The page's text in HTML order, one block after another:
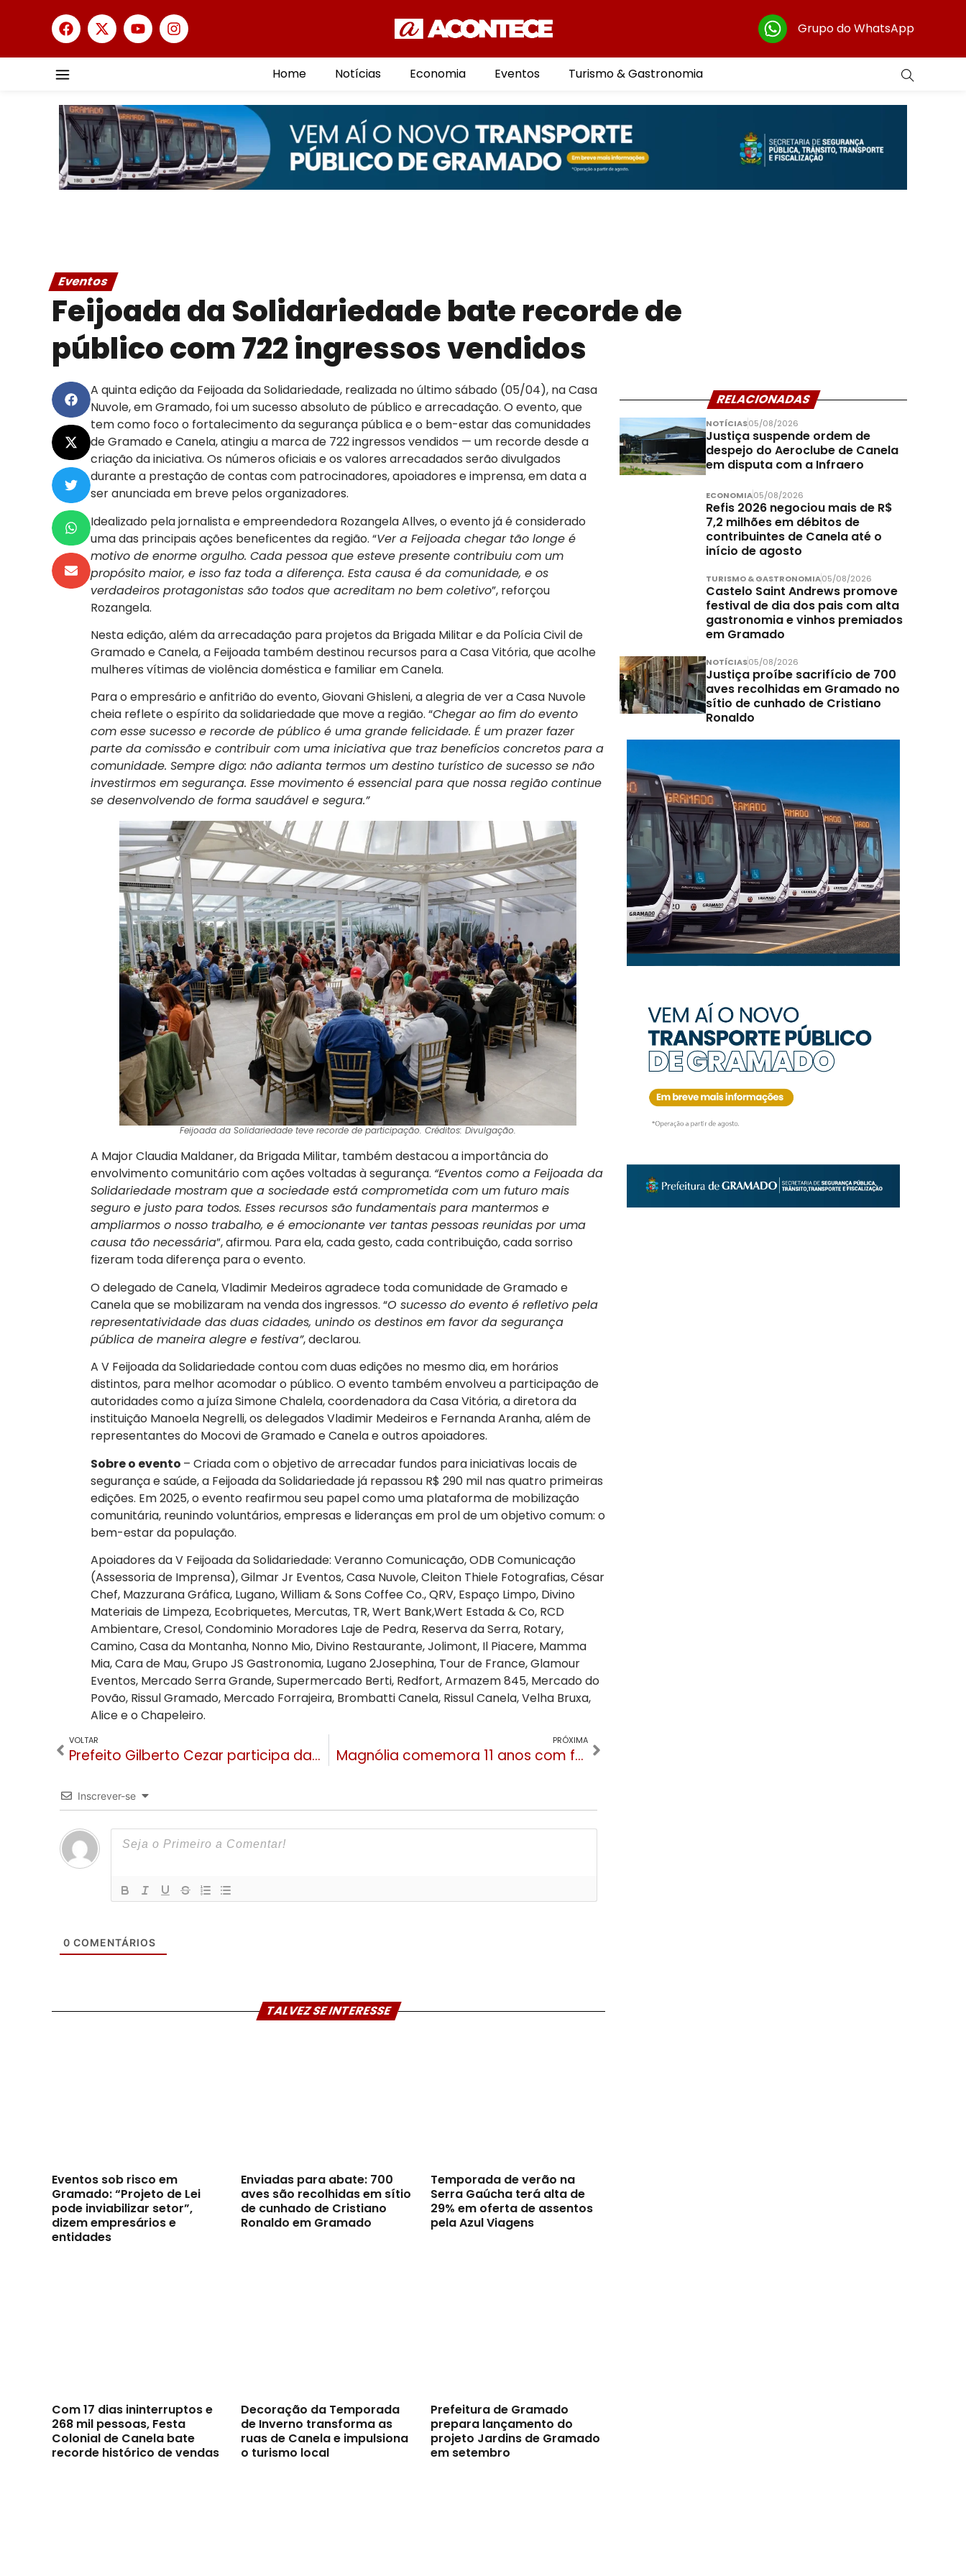
Grupo do WhatsApp
Home Notícias Economia Eventos Turismo & Gastronomia
Eventos
Feijoada da Solidariedade bate recorde de
público com 722 ingressos vendidos
A quinta edição da Feijoada da Solidariedade, realizada no último sábado (05/04), na Casa
Nuvole, em Gramado, foi um sucesso absoluto de público e arrecadação. O evento, que
tem como foco o fortalecimento da segurança pública e o bem-estar das comunidades
de Gramado e Canela, atingiu a marca de 722 ingressos vendidos — um recorde desde a
criação da iniciativa. Os números oficiais e os valores arrecadados serão divulgados
durante a prestação de contas com patrocinadores, apoiadores e imprensa, em data a
ser anunciada em breve pelos organizadores.
Idealizado pela jornalista e empreendedora Rozangela Allves, o evento já é considerado
uma das principais ações beneficentes da região. “Ver a Feijoada chegar tão longe é
motivo de enorme orgulho. Cada pessoa que esteve presente contribuiu com um
propósito maior, e isso faz toda a diferença. Esta causa é da comunidade, e os
verdadeiros protagonistas são todos que acreditam no bem coletivo”, reforçou
Rozangela.
Nesta edição, além da arrecadação para projetos da Brigada Militar e da Polícia Civil de
Gramado e Canela, a Feijoada também destinou recursos para a Casa Vitória, que acolhe
mulheres vítimas de violência doméstica e familiar em Canela.
Para o empresário e anfitrião do evento, Giovani Ghisleni, a alegria de ver a Casa Nuvole
cheia reflete o espírito da solidariedade que move a região. “Chegar ao fim do evento
com esse sucesso e recorde de público é uma grande felicidade. É um prazer fazer
parte da comissão e contribuir com uma iniciativa que traz benefícios concretos para a
comunidade. Sempre digo: não adianta termos um destino turístico de sucesso se não
investirmos em segurança. Esse movimento é essencial para que nossa região continue
se desenvolvendo de forma saudável e segura.”
Feijoada da Solidariedade teve recorde de participação. Créditos: Divulgação.
A Major Claudia Maldaner, da Brigada Militar, também destacou a importância do
envolvimento comunitário com ações voltadas à segurança. “Eventos como a Feijoada da
Solidariedade mostram que a sociedade está comprometida com um futuro mais
seguro e justo para todos. Esses recursos são fundamentais para mantermos e
ampliarmos o nosso trabalho, e é emocionante ver tantas pessoas reunidas por uma
causa tão necessária”, afirmou. Para ela, cada gesto, cada contribuição, cada sorriso
fizeram toda diferença para o evento.
O delegado de Canela, Vladimir Medeiros agradece toda comunidade de Gramado e
Canela que se mobilizaram na venda dos ingressos. “O sucesso do evento é refletivo pela
representatividade das duas cidades, unindo os destinos em favor da segurança
pública de maneira alegre e festiva”, declarou.
A V Feijoada da Solidariedade contou com duas edições no mesmo dia, em horários
distintos, para melhor acomodar o público. O evento também envolveu a participação de
autoridades como a juíza Simone Chalela, coordenadora da Casa Vitória, a diretora da
instituição Manoela Negrelli, os delegados Vladimir Medeiros e Fernanda Aranha, além de
representantes do Mocovi de Gramado e Canela e outros apoiadores.
Sobre o evento – Criada com o objetivo de arrecadar fundos para iniciativas locais de
segurança e saúde, a Feijoada da Solidariedade já repassou R$ 290 mil nas quatro primeiras
edições. Em 2025, o evento reafirmou seu papel como uma plataforma de mobilização
comunitária, reunindo voluntários, empresas e lideranças em prol de um objetivo comum: o
bem-estar da população.
Apoiadores da V Feijoada da Solidariedade: Veranno Comunicação, ODB Comunicação
(Assessoria de Imprensa), Gilmar Jr Eventos, Casa Nuvole, Cleiton Thiele Fotografias, César
Chef, Mazzurana Gráfica, Lugano, William & Sons Coffee Co., QRV, Espaço Limpo, Divino
Materiais de Limpeza, Ecobriquetes, Mercutas, TR, Wert Bank,Wert Estada & Co, RCD
Ambientare, Cresol, Condominio Moradores Laje de Pedra, Reserva da Serra, Rotary,
Camino, Casa da Montanha, Nonno Mio, Divino Restaurante, Jolimont, Il Piacere, Mamma
Mia, Cara de Mau, Grupo JS Gastronomia, Lugano 2Josephina, Tour de France, Glamour
Eventos, Mercado Serra Grande, Supermercado Berti, Redfort, Armazem 845, Mercado do
Povão, Rissul Gramado, Mercado Forrajeira, Brombatti Canela, Rissul Canela, Velha Bruxa,
Alice e o Chapeleiro.
VOLTAR
Prefeito Gilberto Cezar participa da abertura da Conferência de Saúde de Canela
PRÓXIMA
Magnólia comemora 11 anos com festa Balonê neste sábado (12)
Inscrever-se
0 COMENTÁRIOS
TALVEZ SE INTERESSE
Eventos sob risco em
Gramado: “Projeto de Lei
pode inviabilizar setor”,
dizem empresários e
entidades
Enviadas para abate: 700
aves são recolhidas em sítio
de cunhado de Cristiano
Ronaldo em Gramado
Temporada de verão na
Serra Gaúcha terá alta de
29% em oferta de assentos
pela Azul Viagens
Com 17 dias ininterruptos e
268 mil pessoas, Festa
Colonial de Canela bate
recorde histórico de vendas
Decoração da Temporada
de Inverno transforma as
ruas de Canela e impulsiona
o turismo local
Prefeitura de Gramado
prepara lançamento do
projeto Jardins de Gramado
em setembro
RELACIONADAS
NOTÍCIAS05/08/2026
Justiça suspende ordem de
despejo do Aeroclube de Canela
em disputa com a Infraero
ECONOMIA05/08/2026
Refis 2026 negociou mais de R$
7,2 milhões em débitos de
contribuintes de Canela até o
início de agosto
TURISMO & GASTRONOMIA05/08/2026
Castelo Saint Andrews promove
festival de dia dos pais com alta
gastronomia e vinhos premiados
em Gramado
NOTÍCIAS05/08/2026
Justiça proíbe sacrifício de 700
aves recolhidas em Gramado no
sítio de cunhado de Cristiano
Ronaldo